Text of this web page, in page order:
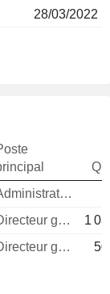
28/03/2022
Administrateur
Directeur general
1
Directeur general